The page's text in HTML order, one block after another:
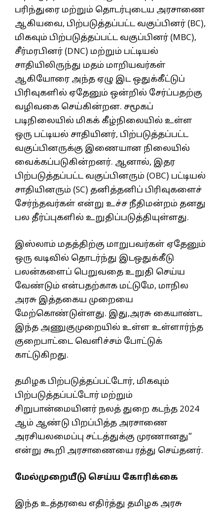
பரிந்துரை மற்றும் தொடர்புடைய அரசாணை
ஆகியவை, பிற்படுத்தப்பட்ட வகுப்பினர் (BC),
மிகவும் பிற்படுத்தப்பட்ட வகுப்பினர் (MBC),
சீர்மரபினர் (DNC) மற்றும் பட்டியல்
சாதியிலிருந்து மதம் மாறியவர்கள்
ஆகியோரை அந்த ஏழு இட ஒதுக்கீட்டுப்
பிரிவுகளில் ஏதேனும் ஒன்றில் சேர்ப்பதற்கு
வழிவகை செய்கின்றன. சமூகப்
படிநிலையில் மிகக் கீழ்நிலையில் உள்ள
ஒரு பட்டியல் சாதியினர், பிற்படுத்தப்பட்ட
வகுப்பினருக்கு இணையான நிலையில்
வைக்கப்படுகின்றனர். ஆனால், இதர
பிற்படுத்தப்பட்ட வகுப்பினரும் (OBC) பட்டியல்
சாதியினரும் (SC) தனித்தனிப் பிரிவுகளைச்
சேர்ந்தவர்கள் என்று உச்ச நீதிமன்றம் தனது
பல தீர்ப்புகளில் உறுதிப்படுத்தியுள்ளது.
இஸ்லாம் மதத்திற்கு மாறுபவர்கள் ஏதேனும்
ஒரு வடிவில் தொடர்ந்து இடஒதுக்கீடு
பலன்களைப் பெறுவதை உறுதி செய்ய
வேண்டும் என்பதற்காக மட்டுமே, மாநில
அரசு இத்தகைய முறையை
மேற்கொண்டுள்ளது. இது,அரசு கையாண்ட
இந்த அணுகுமுறையில் உள்ள உள்ளார்ந்த
குறைபாட்டை வெளிச்சம் போட்டுக்
காட்டுகிறது.
தமிழக பிற்​படுத்​தப்​பட்​டோர், மிகவும்
பிற்படுத்தப்பட்டோர் மற்றும்
சிறுபான்மையினர் நலத் துறை கடந்த 2024
ஆம் ஆண்டு பிறப்பித்த அரசாணை
அரசியலமைப்பு சட்டத்துக்கு முரணானது”
என்று கூறி அரசாணையை ரத்து செய்தனர்.
மேல்முறையீடு செய்ய கோரிக்கை
இந்த உத்தரவை எதிர்த்து தமிழக அரசு